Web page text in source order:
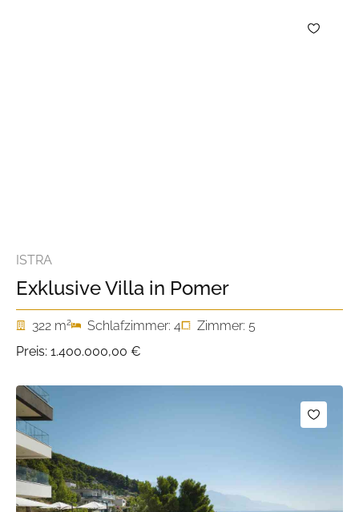
ISTRA
Exklusive Villa in Pomer
322 m2 Schlafzimmer: 4
Zimmer: 5
Preis: 1.400.000,00 €